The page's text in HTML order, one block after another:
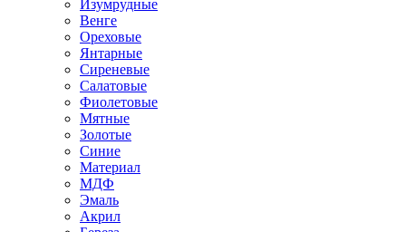
Изумрудные
Венге
Ореховые
Янтарные
Сиреневые
Салатовые
Фиолетовые
Мятные
Золотые
Синие
Материал
МДФ
Эмаль
Акрил